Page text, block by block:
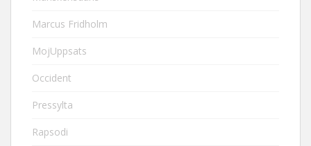
Marcus Fridholm
MojUppsats
Occident
Pressylta
Rapsodi